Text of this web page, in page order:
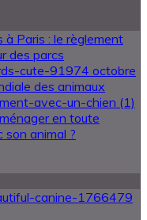
à Paris : le règlement
des parcs
4 octobre
des animaux
en toute
son animal ?